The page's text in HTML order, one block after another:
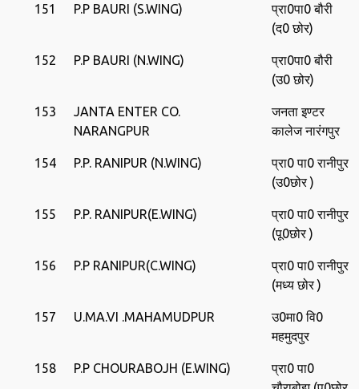
151 P.P BAURI (S.WING)
प्रा0पा0 बौरी
(द0 छोर)
152 P.P BAURI (N.WING)
प्रा0पा0 बौरी
(उ0 छोर)
153
JANTA ENTER CO.
NARANGPUR
जनता इण्‍टर
कालेज नारंगपुर
154 P.P. RANIPUR (N.WING)
प्रा0 पा0 रानीपुर
(उ0छोर )
155 P.P. RANIPUR(E.WING)
प्रा0 पा0 रानीपुर
(पू0छोर )
156 P.P RANIPUR(C.WING)
प्रा0 पा0 रानीपुर
(मध्‍य छोर )
157 U.MA.VI .MAHAMUDPUR
उ0मा0 वि0
महमुदपुर
158 P.P CHOURABOJH (E.WING)
प्रा0 पा0